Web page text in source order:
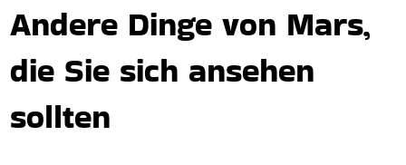
Andere Dinge von Mars,
die Sie sich ansehen
sollten